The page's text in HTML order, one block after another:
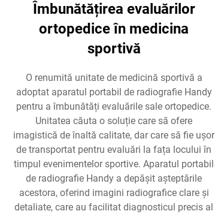
Îmbunătățirea evaluărilor
ortopedice în medicina
sportivă
O renumită unitate de medicină sportivă a
adoptat aparatul portabil de radiografie Handy
pentru a îmbunătăți evaluările sale ortopedice.
Unitatea căuta o soluție care să ofere
imagistică de înaltă calitate, dar care să fie ușor
de transportat pentru evaluări la fața locului în
timpul evenimentelor sportive. Aparatul portabil
de radiografie Handy a depășit așteptările
acestora, oferind imagini radiografice clare și
detaliate, care au facilitat diagnosticul precis al